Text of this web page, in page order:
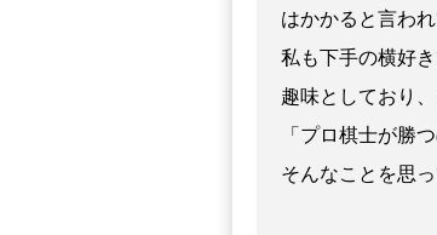
はかかると言わ
私も下手の横好
趣味としており
「プロ棋士が勝
そんなことを思っ